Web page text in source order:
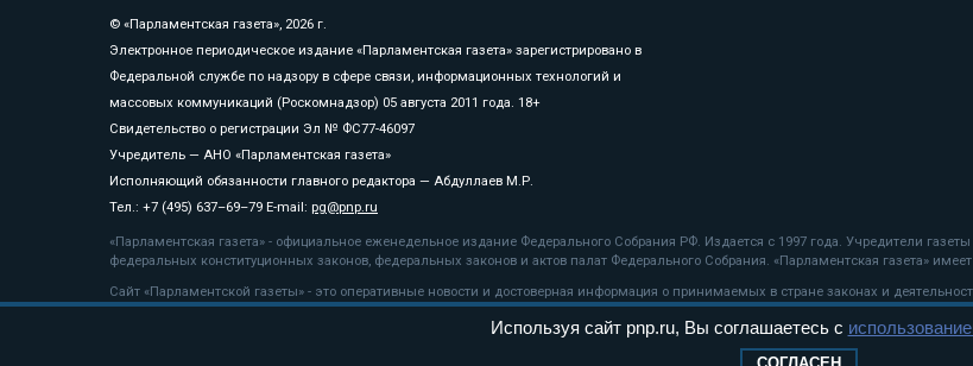
© «Парламентская газета», 2026 г.
Электронное периодическое издание «Парламентская газета» зарегистрировано в
Федеральной службе по надзору в сфере связи, информационных технологий и
массовых коммуникаций (Роскомнадзор) 05 августа 2011 года. 18+
Свидетельство о регистрации Эл № ФС77-46097
Учредитель — АНО «Парламентская газета»
Исполняющий обязанности главного редактора — Абдуллаев М.Р.
Тел.: +7 (495) 637–69–79 E-mail: pg@pnp.ru
«Парламентская газета» - официальное еженедельное издание Федерального Собрания РФ. Издается с 1997 года. Учредители
федеральных конституционных законов, федеральных законов и актов палат Федерального Собрания. «Парламентская газета»
Сайт «Парламентской газеты» - это оперативные новости и достоверная информация о принимаемых в стране законах и
«Парламентской газеты» активная ссылка на pnp.ru обязательна.
рекомендательные технологии
Используя сайт pnp.ru, Вы соглашаетесь с